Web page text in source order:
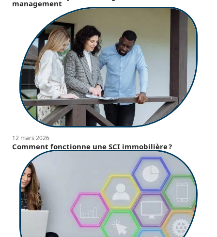
management
12 mars 2026
Comment fonctionne une SCI immobilière ?